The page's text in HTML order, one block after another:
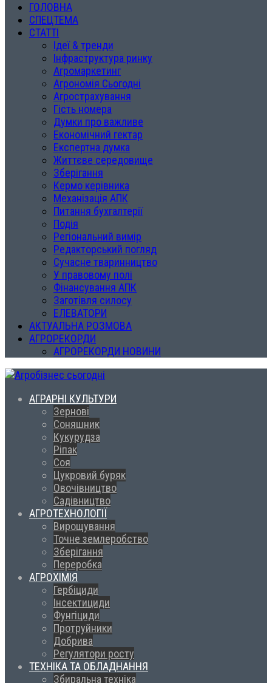
ГОЛОВНА
СПЕЦТЕМА
СТАТТІ
Ідеї & тренди
Інфраструктура ринку
Агромаркетинг
Агрономія Сьогодні
Агрострахування
Гість номера
Думки про важливе
Економічний гектар
Експертна думка
Життєве середовище
Зберігання
Кермо керівника
Механізація АПК
Питання бухгалтерії
Подія
Регіональний вимір
Редакторський погляд
Сучасне тваринництво
У правовому полі
Фінансування АПК
Заготівля силосу
ЕЛЕВАТОРИ
АКТУАЛЬНА РОЗМОВА
АГРОРЕКОРДИ
АГРОРЕКОРДИ НОВИНИ
АГРАРНІ КУЛЬТУРИ
Зернові
Соняшник
Кукурудза
Ріпак
Соя
Цукровий буряк
Овочівництво
Садівництво
АГРОТЕХНОЛОГІЇ
Вирощування
Точне землеробство
Зберігання
Переробка
АГРОХІМІЯ
Гербіциди
Інсектициди
Фунгіциди
Протруйники
Добрива
Регулятори росту
ТЕХНІКА ТА ОБЛАДНАННЯ
Збиральна техніка